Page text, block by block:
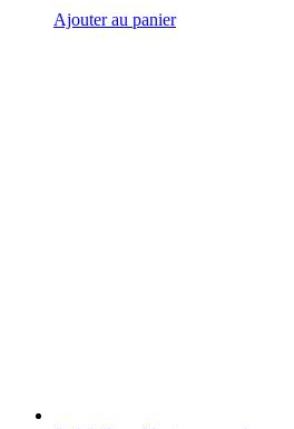
Ajouter au panier